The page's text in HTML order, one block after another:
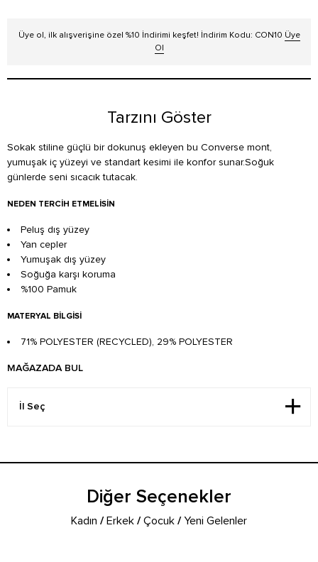
Üye ol, ilk alışverişine özel %10 İndirimi keşfet! İndirim Kodu: CON10 Üye
Ol
Tarzını Göster
Sokak stiline güçlü bir dokunuş ekleyen bu Converse mont,
yumuşak iç yüzeyi ve standart kesimi ile konfor sunar.Soğuk
günlerde seni sıcacık tutacak.
NEDEN TERCİH ETMELİSİN
Peluş dış yüzey
Yan cepler
Yumuşak dış yüzey
Soğuğa karşı koruma
%100 Pamuk
MATERYAL BILGISI
71% POLYESTER (RECYCLED), 29% POLYESTER
MAĞAZADA BUL
Diğer Seçenekler
Kadın /Erkek /Çocuk /Yeni Gelenler